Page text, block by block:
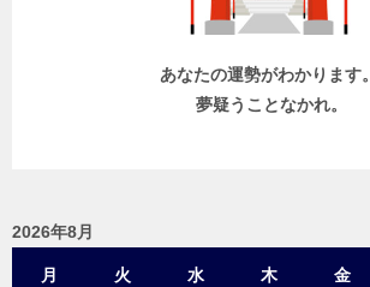
あなたの運勢がわかります。
夢疑うことなかれ。
2026年8月
月 火 水 木 金